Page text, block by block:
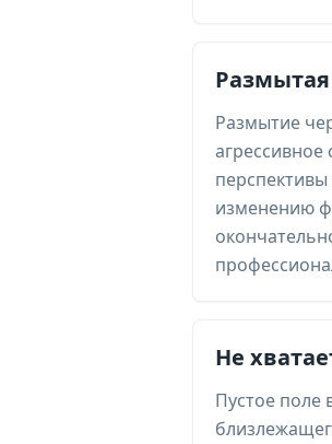
Размытие
агрессивное
изменению
Не
Пустое поле